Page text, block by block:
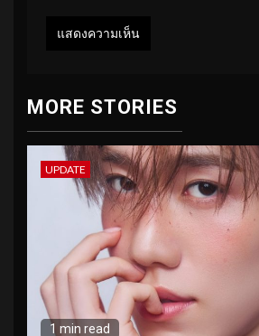
MORE STORIES
UPDATE
1 min read